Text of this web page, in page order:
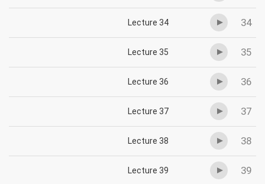
34
Lecture 34
35
Lecture 35
36
Lecture 36
37
Lecture 37
38
Lecture 38
39
Lecture 39